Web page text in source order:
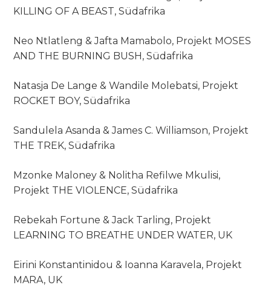
KILLING OF A BEAST, Südafrika
Neo Ntlatleng & Jafta Mamabolo, Projekt MOSES
AND THE BURNING BUSH, Südafrika
Natasja De Lange & Wandile Molebatsi, Projekt
ROCKET BOY, Südafrika
Sandulela Asanda & James C. Williamson, Projekt
THE TREK, Südafrika
Mzonke Maloney & Nolitha Refilwe Mkulisi,
Projekt THE VIOLENCE, Südafrika
Rebekah Fortune & Jack Tarling, Projekt
LEARNING TO BREATHE UNDER WATER, UK
Eirini Konstantinidou & Ioanna Karavela, Projekt
MARA, UK